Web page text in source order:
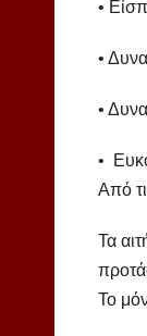
•
•
•
•
Από
Τα
Το